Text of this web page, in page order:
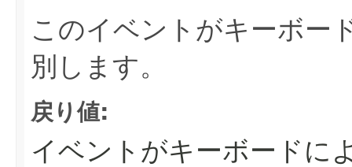
このイベントがキーボー
別します。
戻り値:
イベントがキーボードに